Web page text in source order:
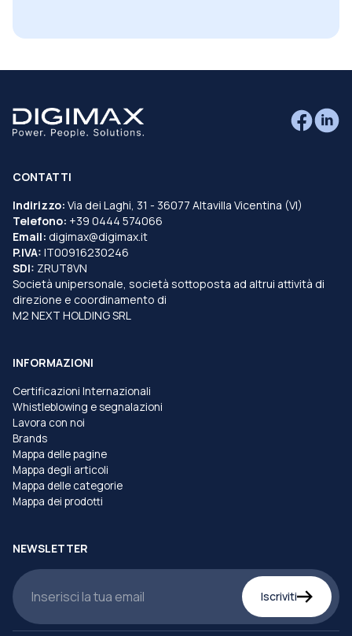
CONTATTI
Indirizzo: Via dei Laghi, 31 - 36077 Altavilla Vicentina (VI)
Telefono: +39 0444 574066
Email: digimax@digimax.it
P.IVA: IT00916230246
SDI: ZRUT8VN
Società unipersonale, società sottoposta ad altrui attività di
direzione e coordinamento di
M2 NEXT HOLDING SRL
INFORMAZIONI
Certificazioni Internazionali
Whistleblowing e segnalazioni
Lavora con noi
Brands
Mappa delle pagine
Mappa degli articoli
Mappa delle categorie
Mappa dei prodotti
NEWSLETTER
Iscriviti